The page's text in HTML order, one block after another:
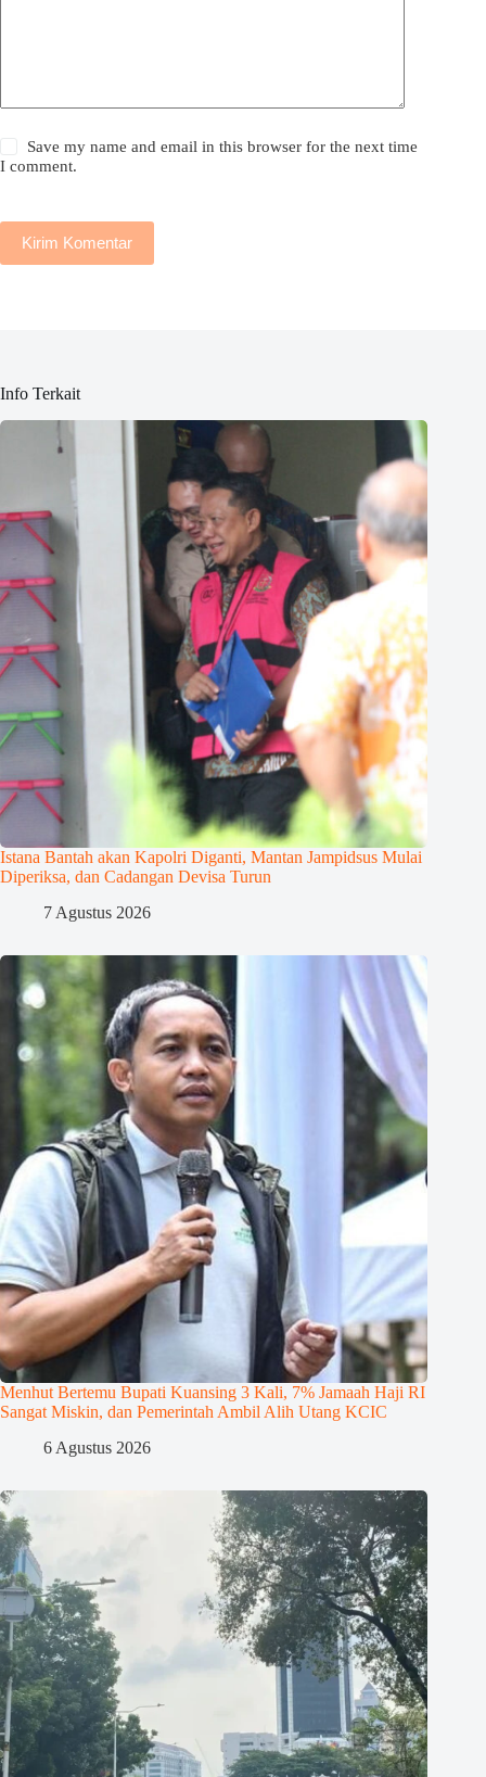
Save my name and email in this browser for the next time
I comment.
Kirim Komentar
Info Terkait
Istana Bantah akan Kapolri Diganti, Mantan Jampidsus Mulai
Diperiksa, dan Cadangan Devisa Turun
7 Agustus 2026
Menhut Bertemu Bupati Kuansing 3 Kali, 7% Jamaah Haji RI
Sangat Miskin, dan Pemerintah Ambil Alih Utang KCIC
6 Agustus 2026